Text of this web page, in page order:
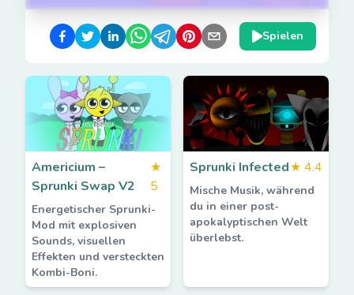
Spielen
Americium –
Sprunki Swap V2
★
5
Energetischer Sprunki-
Mod mit explosiven
Sounds, visuellen
Effekten und versteckten
Kombi-Boni.
Sprunki Infected★ 4.4
Mische Musik, während
du in einer post-
apokalyptischen Welt
überlebst.